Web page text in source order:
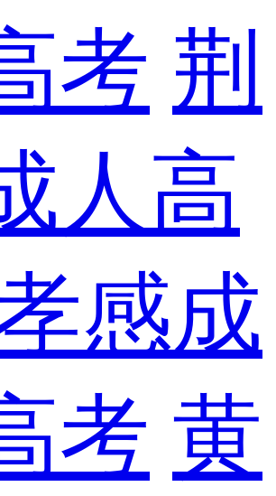
考 荆
人高
感成
考 黄